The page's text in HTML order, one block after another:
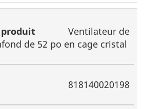
Ventilateur de
de 52 po en cage cristal
818140020198